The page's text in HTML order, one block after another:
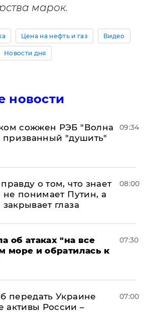
марок.
Цена на нефть и газ Видео
Новости дня
новости
сожжен РЭБ "Волна
призванный "душить"
09:34
о том, что знает
не понимает Путин, а
глаза
08:00
об атаках "на все
море и обратилась к
07:30
передать Украине
активы России –
07:00